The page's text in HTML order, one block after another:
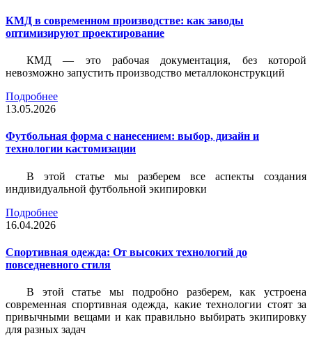
КМД в современном производстве: как заводы
оптимизируют проектирование
КМД — это рабочая документация, без которой
невозможно запустить производство металлоконструкций
Подробнее
13.05.2026
Футбольная форма с нанесением: выбор, дизайн и
технологии кастомизации
В этой статье мы разберем все аспекты создания
индивидуальной футбольной экипировки
Подробнее
16.04.2026
Спортивная одежда: От высоких технологий до
повседневного стиля
В этой статье мы подробно разберем, как устроена
современная спортивная одежда, какие технологии стоят за
привычными вещами и как правильно выбирать экипировку
для разных задач